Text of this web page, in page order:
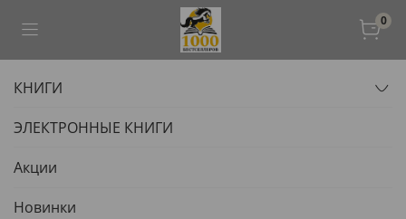
0
КНИГИ
ЭЛЕКТРОННЫЕ КНИГИ
Акции
Новинки